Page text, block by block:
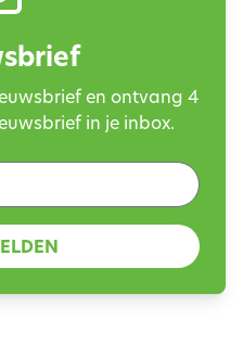
en ontvang 4
in je inbox.